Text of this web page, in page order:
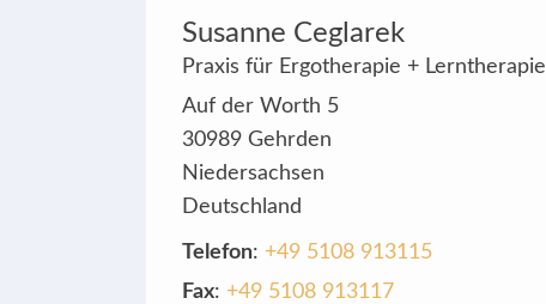
Susanne Ceglarek
Praxis für Ergotherapie + Lerntherapie
Auf der Worth 5
30989 Gehrden
Niedersachsen
Deutschland
Telefon: +49 5108 913115
Fax: +49 5108 913117